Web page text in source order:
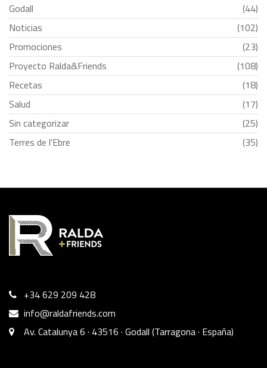
Godall
(44)
Noticias
(102)
Promociones
(23)
Proyecto Ralda&Friends
(108)
Recetas
(18)
Salud
(17)
Sin categorizar
(25)
Terres de l'Ebre
(35)
+34 629 209 428
info@raldafriends.com
Av. Catalunya 6 · 43516 · Godall (Tarragona · España)